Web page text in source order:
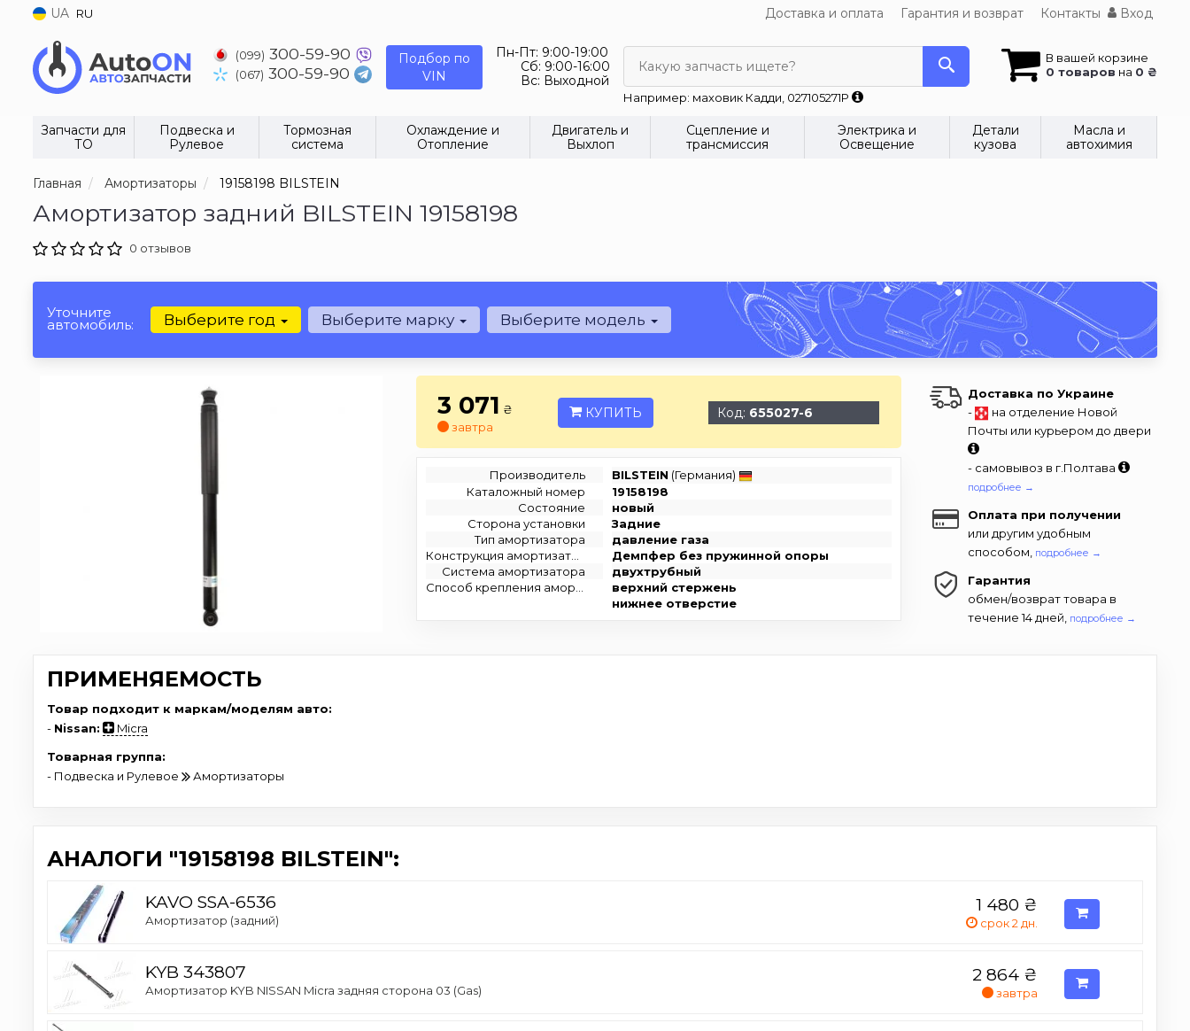
UA RU Доставка и оплата Гарантия и возврат Контакты Вход
(099) 300-59-90
(067) 300-59-90
Подбор по
VIN
Пн-Пт: 9:00-19:00
Сб: 9:00-16:00
Вс: Выходной
В вашей корзине
0 товаров на 0 ₴
Какую запчасть ищете?
Например: маховик Кадди, 027105271P
Запчасти для
ТО
Подвеска и
Рулевое
Тормозная
система
Охлаждение и
Отопление
Двигатель и
Выхлоп
Сцепление и
трансмиссия
Электрика и
Освещение
Детали
кузова
Масла и
автохимия
Главная Амортизаторы 19158198 BILSTEIN
Амортизатор задний BILSTEIN 19158198
0 отзывов
Уточните
автомобиль: Выберите год Выберите марку Выберите модель
3 071 ₴
завтра
КУПИТЬ Код: 655027-6
Производитель BILSTEIN (Германия)
Каталожный номер
19158198
Состояние
новый
Сторона установки
Задние
Тип амортизатора
давление газа
Демпфер без пружинной опоры
Система амортизатора
двухтрубный
верхний стержень
нижнее отверстие
Доставка по Украине
-
на отделение Новой
Почты или курьером до двери
- самовывоз в г.Полтава
подробнее →
Оплата при получении
или другим удобным
способом, подробнее →
Гарантия
обмен/возврат товара в
течение 14 дней, подробнее →
ПРИМЕНЯЕМОСТЬ
Товар подходит к маркам/моделям авто:
- Nissan:
Micra
Товарная группа:
- Подвеска и Рулевое
Амортизаторы
АНАЛОГИ "19158198 BILSTEIN":
KAVO SSA-6536
Амортизатор (задний)
1 480 ₴
срок 2 дн.
KYB 343807
Амортизатор KYB NISSAN Micra задняя сторона 03 (Gas)
2 864 ₴
завтра